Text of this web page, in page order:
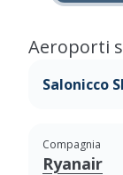
Aeroporti
Salonicco
Compagnia
Ryanair